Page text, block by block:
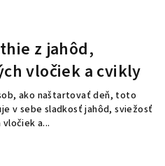
z jahôd,
vločiek a cvikly
ako naštartovať deň, toto
v sebe sladkosť jahôd, sviežosť
a...